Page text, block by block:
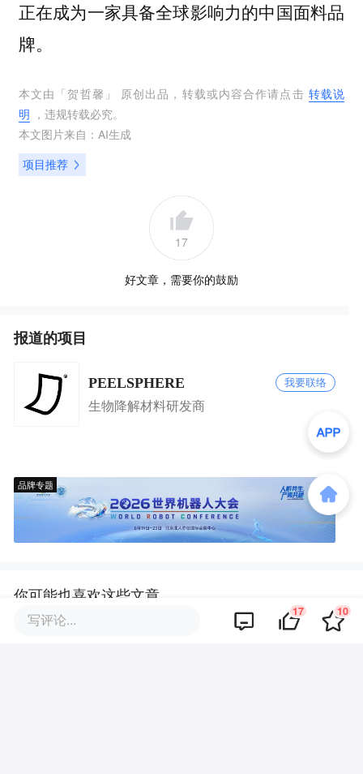
正在成为一家具备全球影响力的中国面料品
牌。
本文由「贺哲馨 」 原创出品，转载或内容合作请点击 转载说
明 ，违规转载必究。
本文图片来自： AI生成
项目推荐
17
好文章，需要你的鼓励
报道的项目
PEELSPHERE 我要联络
生物降解材料研发商
品牌专题
你可能也喜欢这些文章
写评论... 17 10